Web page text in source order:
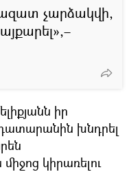
չարձակվի,
իր
դատարանին խնդրել
կիրառելու